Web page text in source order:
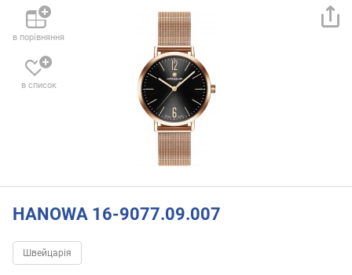
в порівняння
в список
HANOWA 16-9077.09.007
Швейцарія